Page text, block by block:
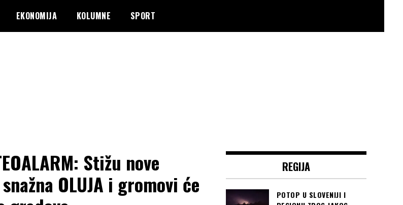
EKONOMIJA KOLUMNE SPORT
Stižu nove
snažna OLUJA i gromovi će
REGIJA
POTOP U SLOVENIJI I